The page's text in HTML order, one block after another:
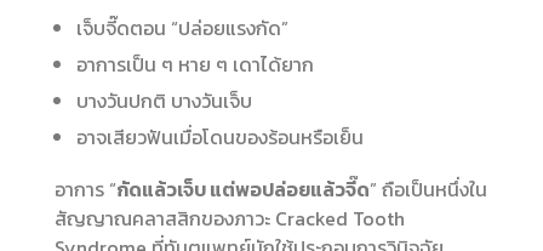
เจ็บจี๊ดตอน “ปล่อยแรงกัด”
อาการเป็น ๆ หาย ๆ เดาได้ยาก
บางวันปกติ บางวันเจ็บ
อาจเสียวฟันเมื่อโดนของร้อนหรือเย็น
อาการ “กัดแล้วเจ็บ แต่พอปล่อยแล้วจี๊ด” ถือเป็นหนึ่งใน
สัญญาณคลาสสิกของภาวะ Cracked Tooth